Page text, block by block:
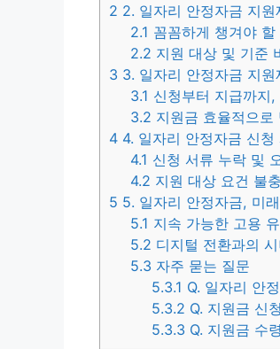
2 2. 일자리 안정자금 지
2.1 꼼꼼하게 챙겨야 할
2.2 지원 대상 및 기준
3 3. 일자리 안정자금 지
3.1 신청부터 지급까지
3.2 지원금 효율적으로
4 4. 일자리 안정자금 신
4.1 신청 서류 누락 및
4.2 지원 대상 요건 불
5 5. 일자리 안정자금, 미
5.1 지속 가능한 고용
5.2 디지털 전환과의
5.3 자주 묻는 질문
5.3.1 Q. 일자리 안
5.3.2 Q. 지원금 신
5.3.3 Q. 지원금 수